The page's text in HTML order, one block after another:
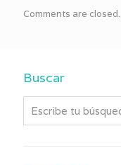
Comments are closed.
Buscar